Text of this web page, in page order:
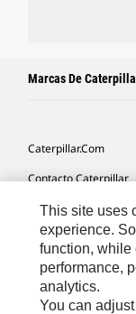
Marcas De
Caterpillar.com
Contacto Caterpillar
Mis Preferencias De
Mapa Del Sitio
Cookie Settings
Aviso Legal
This site uses
experience.
function, while
performance,
analytics.
You can